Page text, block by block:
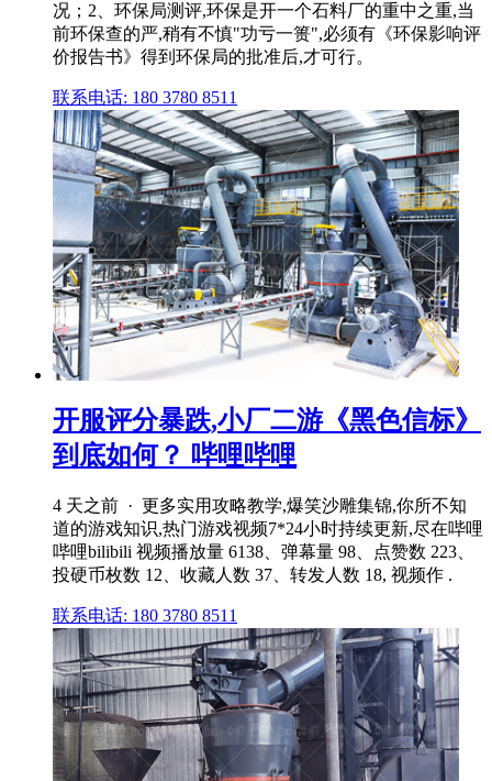
况；2、环保局测评,环保是开一个石料厂的重中之重,当
前环保查的严,稍有不慎"功亏一篑",必须有《环保影响评
价报告书》得到环保局的批准后,才可行。
联系电话: 180 3780 8511
开服评分暴跌,小厂二游《黑色信标》
到底如何？ 哔哩哔哩
4 天之前 · 更多实用攻略教学,爆笑沙雕集锦,你所不知
道的游戏知识,热门游戏视频7*24小时持续更新,尽在哔哩
哔哩bilibili 视频播放量 6138、弹幕量 98、点赞数 223、
投硬币枚数 12、收藏人数 37、转发人数 18, 视频作 .
联系电话: 180 3780 8511